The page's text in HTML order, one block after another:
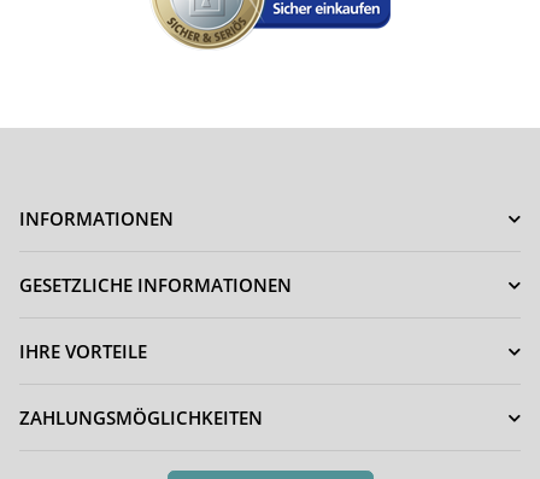
INFORMATIONEN
GESETZLICHE INFORMATIONEN
IHRE VORTEILE
ZAHLUNGSMÖGLICHKEITEN